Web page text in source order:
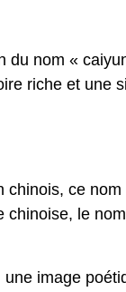
du nom «
riche et une
ce
chinoise, le
image